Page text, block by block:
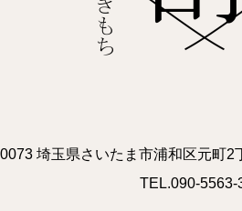
埼玉県さいたま市浦和区元町
TEL.090-5563-